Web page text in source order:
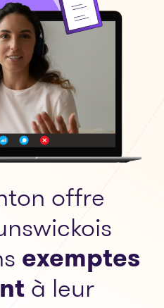
offre
exemptes
à leur